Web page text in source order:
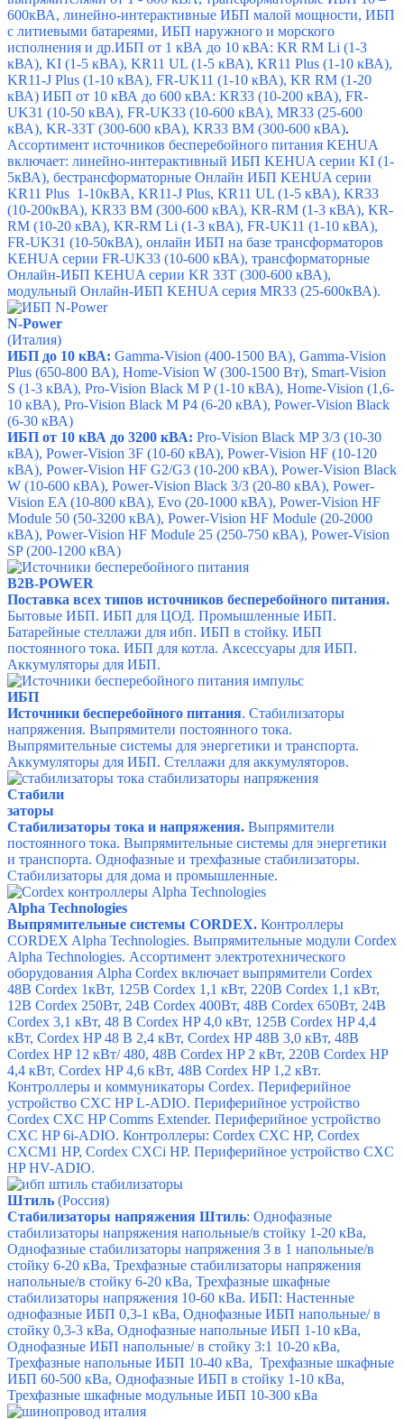
600кВА, линейно-интерактивные ИБП малой мощности, ИБП
с литиевыми батареями, ИБП наружного и морского
исполнения и др.ИБП от 1 кВА до 10 кВА: KR RM Li (1-3
кВА), KI (1-5 кВА), KR11 UL (1-5 кВА), KR11 Plus (1-10 кВА),
KR11-J Plus (1-10 кВА), FR-UK11 (1-10 кВА), KR RM (1-20
кВА) ИБП от 10 кВА до 600 кВА: KR33 (10-200 кВА), FR-
UK31 (10-50 кВА), FR-UK33 (10-600 кВА), MR33 (25-600
кВА), KR-33T (300-600 кВА), KR33 BM (300-600 кВА).
Ассортимент источников бесперебойного питания KEHUA
включает: линейно-интерактивный ИБП KEHUA серии KI (1-
5кВА), бестрансформаторные Онлайн ИБП KEHUA серии
KR11 Plus 1-10кBA, KR11-J Plus, KR11 UL (1-5 кВА), KR33
(10-200кВА), KR33 BM (300-600 кВА), KR-RM (1-3 кВА), KR-
RM (10-20 кВА), KR-RM Li (1-3 кВА), FR-UK11 (1-10 кВА),
FR-UK31 (10-50кВА), онлайн ИБП на базе трансформаторов
KEHUA серии FR-UK33 (10-600 кВА), трансформаторные
Онлайн-ИБП KEHUA серии KR 33T (300-600 кВА),
модульный Онлайн-ИБП KEHUA серия MR33 (25-600кВА).
N-Power
(Италия)
ИБП до 10 кВА: Gamma-Vision (400-1500 ВА), Gamma-Vision
Plus (650-800 ВА), Home-Vision W (300-1500 Вт), Smart-Vision
S (1-3 кВА), Pro-Vision Black M P (1-10 кВА), Home-Vision (1,6-
10 кВА), Pro-Vision Black M P4 (6-20 кВА), Power-Vision Black
(6-30 кВА)
ИБП от 10 кВА до 3200 кВА: Pro-Vision Black MP 3/3 (10-30
кВА), Power-Vision 3F (10-60 кВА), Power-Vision HF (10-120
кВА), Power-Vision HF G2/G3 (10-200 кВА), Power-Vision Black
W (10-600 кВА), Power-Vision Black 3/3 (20-80 кВА), Power-
Vision EA (10-800 кВА), Evo (20-1000 кВА), Power-Vision HF
Module 50 (50-3200 кВА), Power-Vision HF Module (20-2000
кВА), Power-Vision HF Module 25 (250-750 кВА), Power-Vision
SP (200-1200 кВА)
B2B-POWER
Поставка всех типов источников бесперебойного питания.
Бытовые ИБП. ИБП для ЦОД. Промышленные ИБП.
Батарейные стеллажи для ибп. ИБП в стойку. ИБП
постоянного тока. ИБП для котла. Аксессуары для ИБП.
Аккумуляторы для ИБП.
ИБП
Источники бесперебойного питания. Стабилизаторы
напряжения. Выпрямители постоянного тока.
Выпрямительные системы для энергетики и транспорта.
Аккумуляторы для ИБП. Стеллажи для аккумуляторов.
Стабили
заторы
Стабилизаторы тока и напряжения. Выпрямители
постоянного тока. Выпрямительные системы для энергетики
и транспорта. Однофазные и трехфазные стабилизаторы.
Стабилизаторы для дома и промышленные.
Alpha Technologies
Выпрямительные системы CORDEX. Контроллеры
CORDEXAlpha Technologies. Выпрямительные модули Cordex
Alpha Technologies. Ассортимент электротехнического
оборудования Alpha Cordex включает выпрямители Cordex
48В Cordex 1кВт, 125В Cordex 1,1 кВт, 220В Cordex 1,1 кВт,
12В Cordex 250Вт, 24В Cordex 400Вт, 48В Cordex 650Вт, 24В
Cordex 3,1 кВт, 48 В Cordex HP 4,0 кВт, 125В Cordex HP 4,4
кВт, Cordex HP 48 В 2,4 кВт, Cordex HP 48В 3,0 кВт, 48В
Cordex HP 12 кВт/ 480, 48В Cordex HP 2 кВт, 220В Cordex HP
4,4 кВт, Cordex HP 4,6 кВт, 48В Cordex HP 1,2 кВт.
Контроллеры и коммуникаторы Cordex. Периферийное
устройство CXC HP L-ADIO. Периферийное устройство
Cordex CXC HP Comms Extender. Периферийное устройство
CXC HP 6i-ADIO. Контроллеры: Cordex CXC HP, Cordex
CXCM1 HP, Cordex CXCi HP. Периферийное устройство CXC
HP HV-ADIO.
Штиль (Россия)
Стабилизаторы напряжения Штиль: Однофазные
стабилизаторы напряжения напольные/в стойку 1-20 кВа,
Однофазные стабилизаторы напряжения 3 в 1 напольные/в
стойку 6-20 кВа, Трехфазные стабилизаторы напряжения
напольные/в стойку 6-20 кВа, Трехфазные шкафные
стабилизаторы напряжения 10-60 кВа. ИБП: Настенные
однофазные ИБП 0,3-1 кВа, Однофазные ИБП напольные/ в
стойку 0,3-3 кВа, Однофазные напольные ИБП 1-10 кВа,
Однофазные ИБП напольные/ в стойку 3:1 10-20 кВа,
Трехфазные напольные ИБП 10-40 кВа, Трехфазные шкафные
ИБП 60-500 кВа, Однофазные ИБП в стойку 1-10 кВа,
Трехфазные шкафные модульные ИБП 10-300 кВа